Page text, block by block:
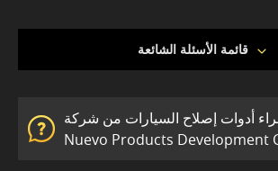
قائمة الأسئلة الشائعة
أدوات إصلاح السيارات من شركة